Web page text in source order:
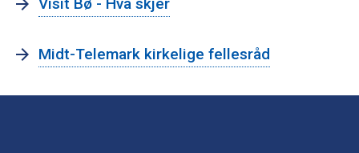
n
Midt-Telemark kirkelige fellesråd